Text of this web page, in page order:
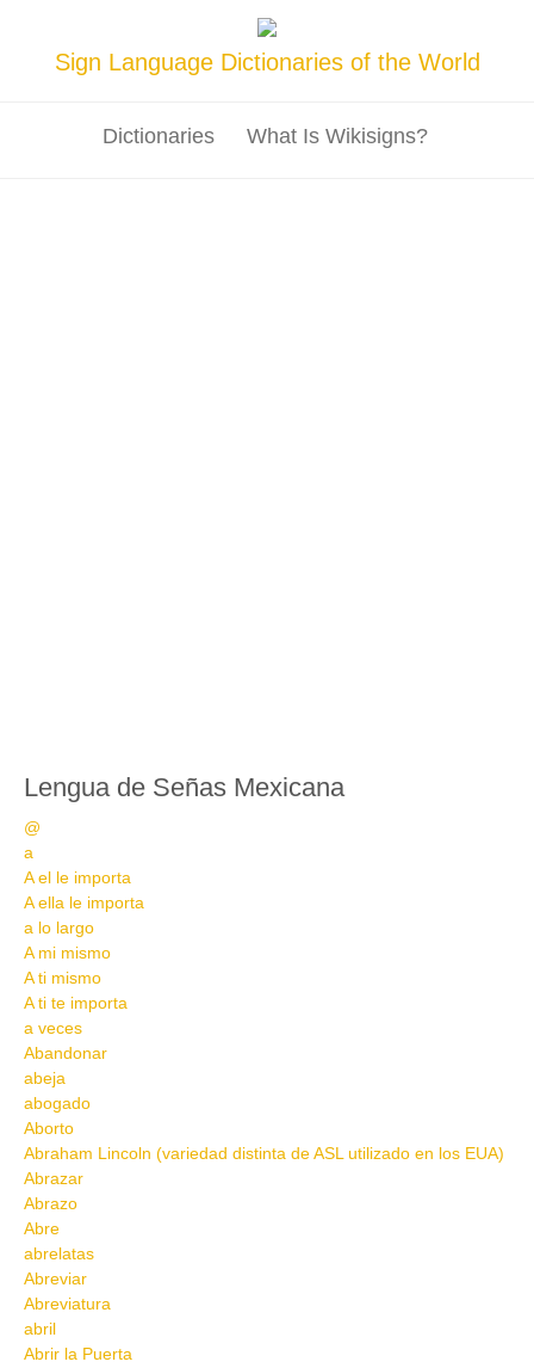
Sign Language Dictionaries of the World
Dictionaries What Is Wikisigns?
Lengua de Señas Mexicana
@
a
A el le importa
A ella le importa
a lo largo
A mi mismo
A ti mismo
A ti te importa
a veces
Abandonar
abeja
abogado
Aborto
Abraham Lincoln (variedad distinta de ASL utilizado en los EUA)
Abrazar
Abrazo
Abre
abrelatas
Abreviar
Abreviatura
abril
Abrir la Puerta